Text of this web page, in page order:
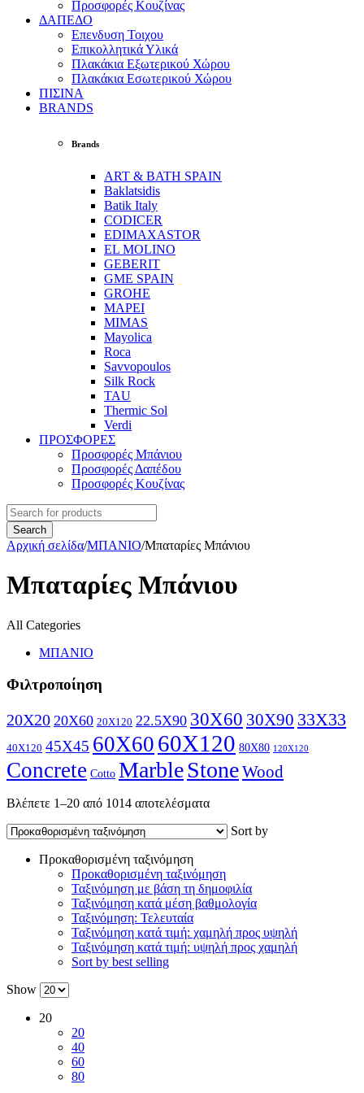
Προσφορές Κουζίνας
ΔΑΠΕΔΟ
Επενδυση Τοιχου
Επικολλητικά Υλικά
Πλακάκια Εξωτερικού Χώρου
Πλακάκια Εσωτερικού Χώρου
ΠΙΣΙΝΑ
BRANDS
Brands
ART & BATH SPAIN
Baklatsidis
Batik Italy
CODICER
EDIMAXASTOR
EL MOLINO
GEBERIT
GME SPAIN
GROHE
MAPEI
MIMAS
Mayolica
Roca
Savvopoulos
Silk Rock
TAU
Thermic Sol
Verdi
ΠΡΟΣΦΟΡΕΣ
Προσφορές Μπάνιου
Προσφορές Δαπέδου
Προσφορές Κουζίνας
Αρχική σελίδα/ΜΠΑΝΙΟ/Μπαταρίες Μπάνιου
Μπαταρίες Μπάνιου
All Categories
ΜΠΑΝΙΟ
Φιλτροποίηση
20X20 20X60 20X120 22.5X90 30X60 30X90 33X33
40X120 45X45 60X60 60X120 80X80 120X120
Concrete Cotto MarbleStoneWood
Βλέπετε 1–20 από 1014 αποτελέσματα
Sort by
Προκαθορισμένη ταξινόμηση
Προκαθορισμένη ταξινόμηση
Ταξινόμηση με βάση τη δημοφιλία
Ταξινόμηση κατά μέση βαθμολογία
Ταξινόμηση: Τελευταία
Ταξινόμηση κατά τιμή: χαμηλή προς υψηλή
Ταξινόμηση κατά τιμή: υψηλή προς χαμηλή
Sort by best selling
Show
20
20
40
60
80